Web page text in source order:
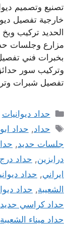
تصنيع وتصميم
خارجية تفصيل
الحديد تركيب وبخ
مزارع وجلسات
بخبرات فني
وتركيب سور
تفصيل شبرات
التصنيفات
حداد ديوانيات
الوسوم
حداد, حداد
جلسات حديد,
درابزين, حداد
ايراني, حداد
الشعيبة, حداد
حداد كراسي حديد
حداد ميناء الشعيبة